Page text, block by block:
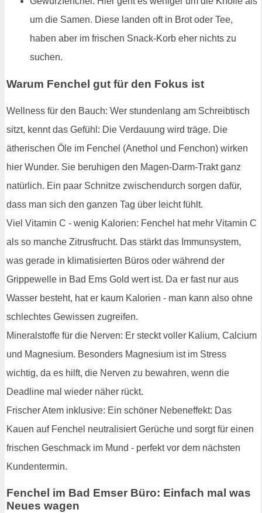
um die Samen. Diese landen oft in Brot oder Tee,
haben aber im frischen Snack-Korb eher nichts zu
suchen.
Warum Fenchel gut für den Fokus ist
Wellness für den Bauch: Wer stundenlang am Schreibtisch
sitzt, kennt das Gefühl: Die Verdauung wird träge. Die
ätherischen Öle im Fenchel (Anethol und Fenchon) wirken
hier Wunder. Sie beruhigen den Magen-Darm-Trakt ganz
natürlich. Ein paar Schnitze zwischendurch sorgen dafür,
dass man sich den ganzen Tag über leicht fühlt.
Viel Vitamin C - wenig Kalorien: Fenchel hat mehr Vitamin C
als so manche Zitrusfrucht. Das stärkt das Immunsystem,
was gerade in klimatisierten Büros oder während der
Grippewelle in Bad Ems Gold wert ist. Da er fast nur aus
Wasser besteht, hat er kaum Kalorien - man kann also ohne
schlechtes Gewissen zugreifen.
Mineralstoffe für die Nerven: Er steckt voller Kalium, Calcium
und Magnesium. Besonders Magnesium ist im Stress
wichtig, da es hilft, die Nerven zu bewahren, wenn die
Deadline mal wieder näher rückt.
Frischer Atem inklusive: Ein schöner Nebeneffekt: Das
Kauen auf Fenchel neutralisiert Gerüche und sorgt für einen
frischen Geschmack im Mund - perfekt vor dem nächsten
Kundentermin.
Fenchel im Bad Emser Büro: Einfach mal was
Neues wagen